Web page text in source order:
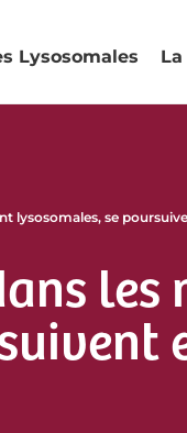
Lysosomales
lysosomales, se